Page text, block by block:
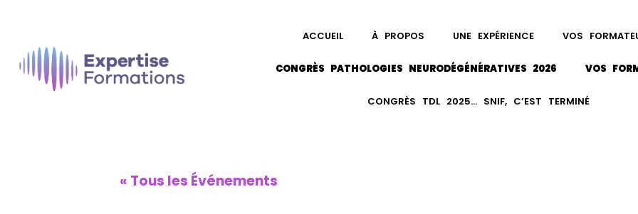
ACCUEIL À PROPOS UNE EXPÉRIENCE VOS
CONGRÈS PATHOLOGIES NEURODÉGÉNÉRATIVES 2026 VOS
CONGRÈS TDL 2025… SNIF, C’EST TERMINÉ
« Tous les Événements